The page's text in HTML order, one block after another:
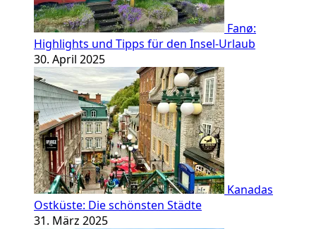
Fanø:
Highlights und Tipps für den Insel-Urlaub
30. April 2025
Kanadas
Ostküste: Die schönsten Städte
31. März 2025